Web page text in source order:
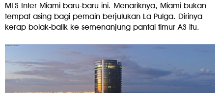
MLS Inter Miami baru-baru ini. Menariknya, Miami bukan
tempat asing bagi pemain berjulukan La Pulga. Dirinya
kerap bolak-balik ke semenanjung pantai timur AS itu.